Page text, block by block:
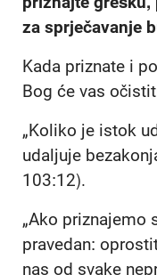
za sprječavanje
Kada priznate i
Bog će vas
„Koliko je istok
udaljuje
103:12).
„Ako priznajemo
pravedan:
nas od svake